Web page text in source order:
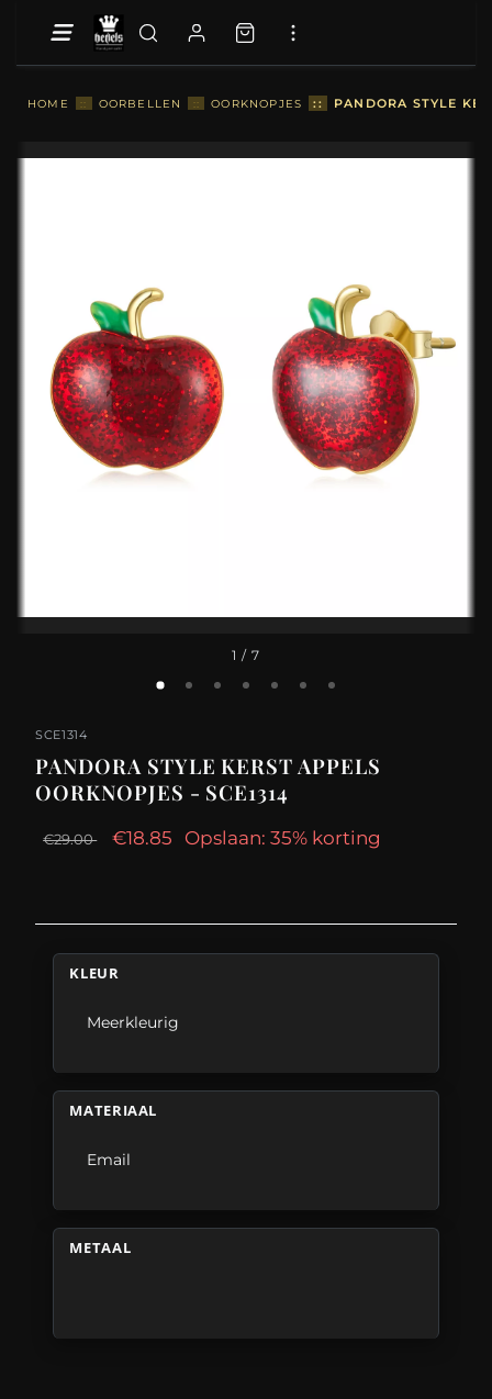
HOME :: OORBELLEN :: OORKNOPJES :: PANDORA STYLE
1 / 7
SCE1314
PANDORA STYLE KERST APPELS
OORKNOPJES - SCE1314
€29.00 €18.85 Opslaan: 35% korting
KLEUR
Meerkleurig
MATERIAAL
Email
METAAL